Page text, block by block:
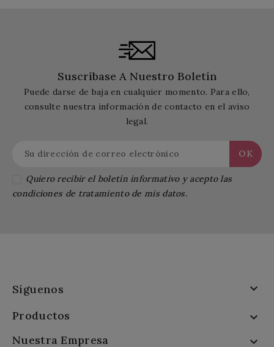
Suscríbase A Nuestro Boletín
Puede darse de baja en cualquier momento. Para ello,
consulte nuestra información de contacto en el aviso
legal.
Quiero recibir el boletín informativo y acepto las
condiciones de tratamiento de mis datos.
Síguenos 
Productos 
Nuestra Empresa 